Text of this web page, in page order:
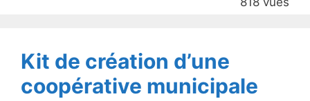
k
Kit de création d’une
coopérative municipale